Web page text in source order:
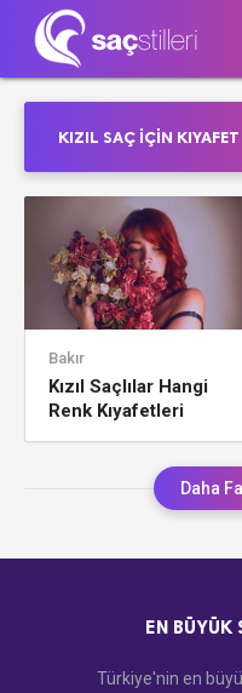
KIZIL SAÇ IÇIN KIYAFET
Bakır
Kızıl Saçlılar Hangi
Renk Kıyafetleri
Daha
EN BÜYÜK
Türkiye'nin en